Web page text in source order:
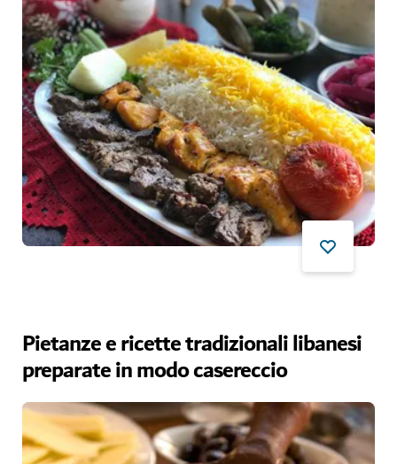
Pietanze e ricette tradizionali libanesi
preparate in modo casereccio